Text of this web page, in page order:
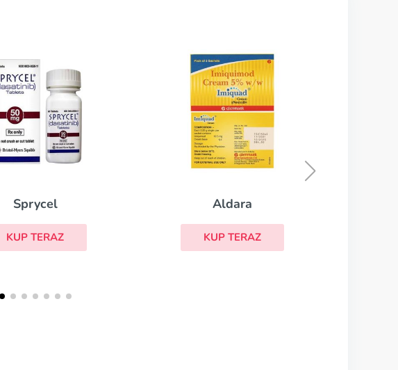
Sprycel
KUP TERAZ
Aldara
KUP TERAZ